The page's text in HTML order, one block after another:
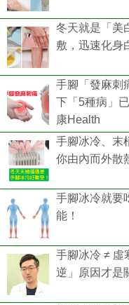
冬天就是「美
敷，迅速化身
手腳「發麻刺
下「5種病」
康Health
手腳冰冷、末
你由內而外散
手腳冰冷就要
能！
手腳冰冷 ≠ 虛
逆」原因才是